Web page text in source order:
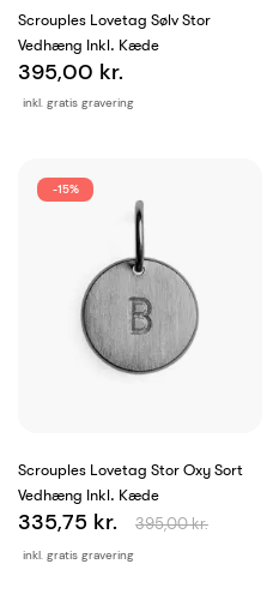
Scrouples Lovetag Sølv Stor
Vedhæng Inkl. Kæde
inkl. gratis gravering
395,00 kr.
Scrouples Lovetag Stor Oxy Sort
Vedhæng Inkl. Kæde
inkl. gratis gravering
335,75 kr. 395,00 kr.
-15%